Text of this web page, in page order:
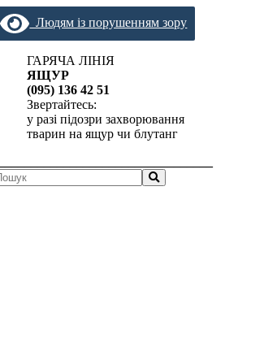
Людям із порушенням зору
ГАРЯЧА ЛІНІЯ
ЯЩУР
(095) 136 42 51
Звертайтесь:
у разі підозри захворювання
тварин на ящур чи блутанг